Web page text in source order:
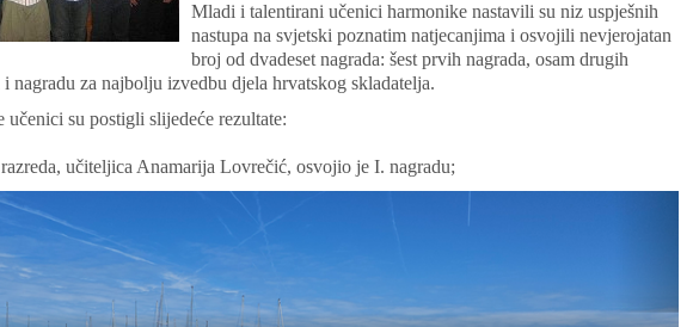
Mladi i talentirani učenici harmonike nastavili su niz uspješnih
nastupa na svjetski poznatim natjecanjima i osvojili nevjerojatan
broj od dvadeset nagrada: šest prvih nagrada, osam drugih
i nagradu za najbolju izvedbu djela hrvatskog skladatelja.
su postigli slijedeće rezultate:
učiteljica Anamarija Lovrečić, osvojio je I. nagradu;